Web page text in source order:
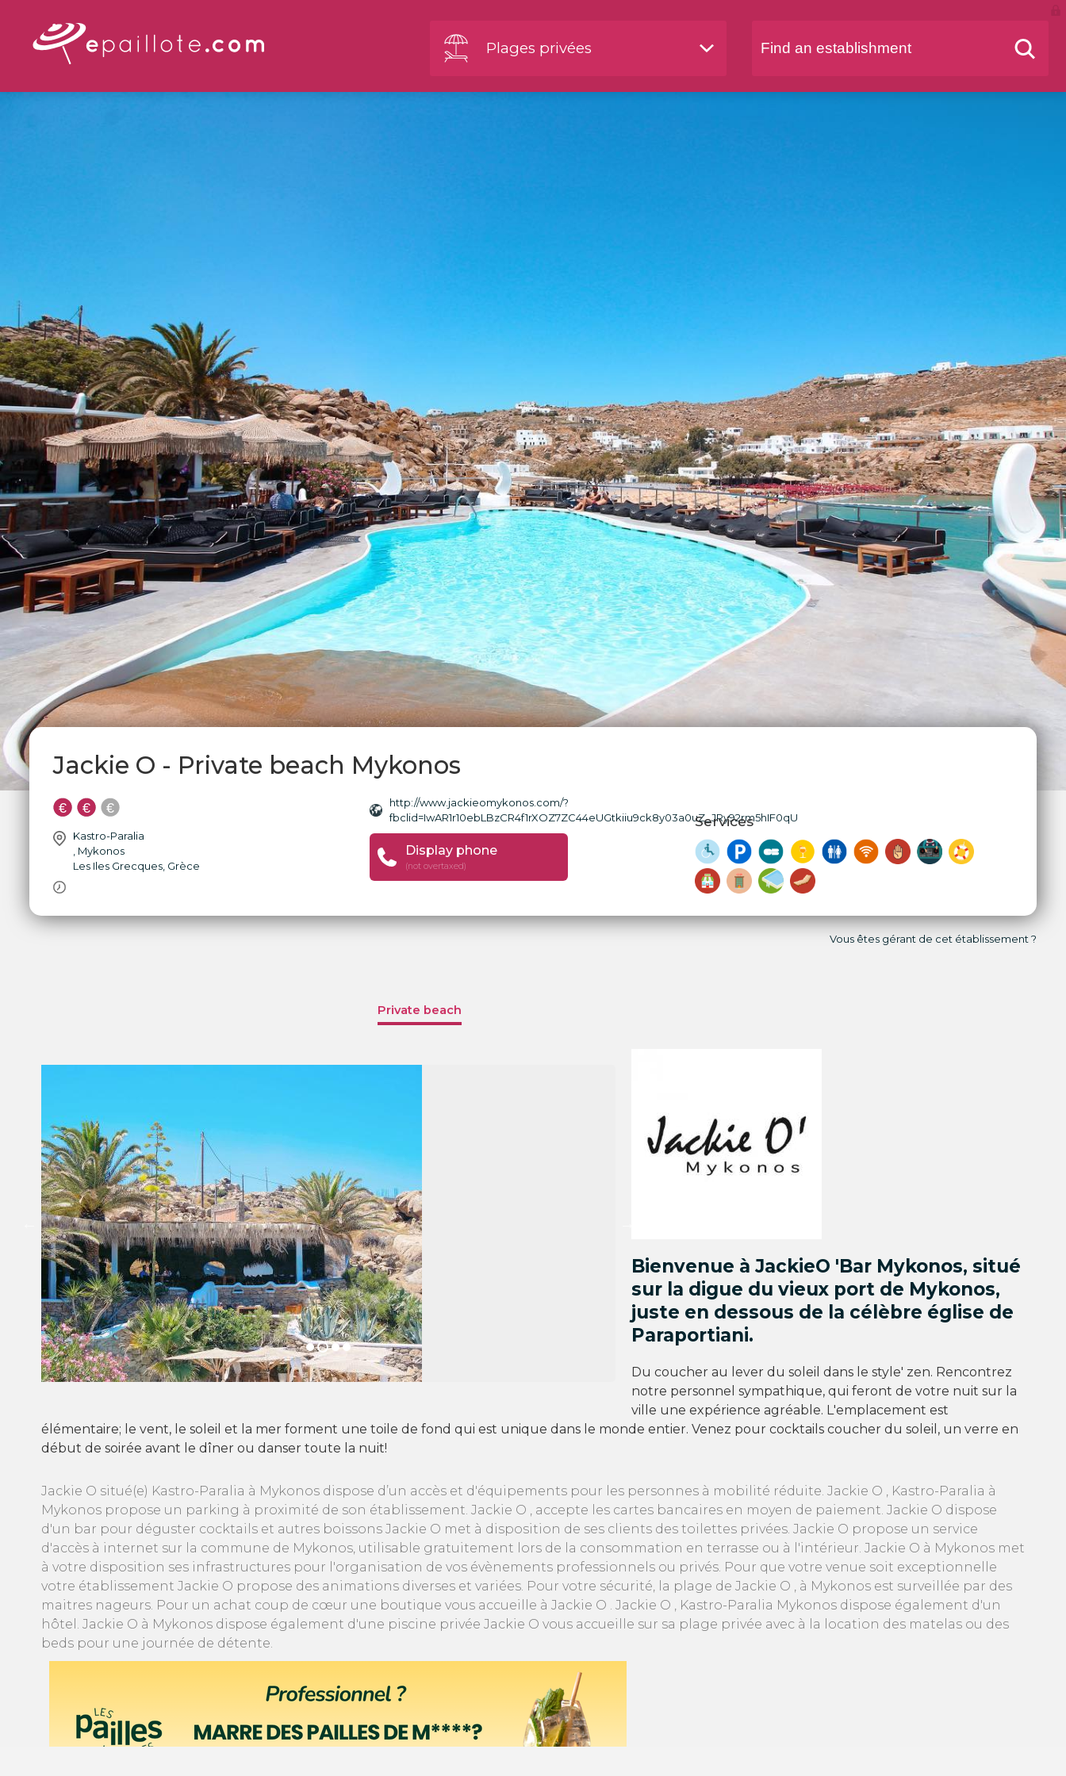
Plages privées
Jackie O - Private beach Mykonos
Kastro-Paralia
Mykonos
Les Iles Grecques Grèce
http://www.jackieomykonos.com/?
fbclid=IwAR1r10ebLBzCR4f1rXOZ7ZC44eUGtkiiu9ck8y03a0uZ_JRy92rm5hIF0qU
Display phone
(not overtaxed)
Services
Vous êtes gérant de cet établissement ?
Private beach
Bienvenue à JackieO 'Bar Mykonos, situé
sur la digue du vieux port de Mykonos,
juste en dessous de la célèbre église de
Paraportiani.
Du coucher au lever du soleil dans le style' zen. Rencontrez
notre personnel sympathique, qui feront de votre nuit sur la
ville une expérience agréable. L'emplacement est
élémentaire; le vent, le soleil et la mer forment une toile de fond qui est unique dans le monde entier. Venez pour cocktails coucher du soleil, un verre en
début de soirée avant le dîner ou danser toute la nuit!
Jackie O situé(e) Kastro-Paralia à Mykonos dispose d’un accès et d'équipements pour les personnes à mobilité réduite. Jackie O , Kastro-Paralia à
Mykonos propose un parking à proximité de son établissement. Jackie O , accepte les cartes bancaires en moyen de paiement. Jackie O dispose
d'un bar pour déguster cocktails et autres boissons Jackie O met à disposition de ses clients des toilettes privées. Jackie O propose un service
d'accès à internet sur la commune de Mykonos, utilisable gratuitement lors de la consommation en terrasse ou à l'intérieur. Jackie O à Mykonos met
à votre disposition ses infrastructures pour l'organisation de vos évènements professionnels ou privés. Pour que votre venue soit exceptionnelle
votre établissement Jackie O propose des animations diverses et variées. Pour votre sécurité, la plage de Jackie O , à Mykonos est surveillée par des
maitres nageurs. Pour un achat coup de cœur une boutique vous accueille à Jackie O . Jackie O , Kastro-Paralia Mykonos dispose également d'un
hôtel. Jackie O à Mykonos dispose également d'une piscine privée Jackie O vous accueille sur sa plage privée avec à la location des matelas ou des
beds pour une journée de détente.